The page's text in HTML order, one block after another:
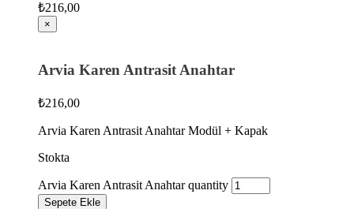
₺216,00
×
Arvia Karen Antrasit Anahtar
₺216,00
Arvia Karen Antrasit Anahtar Modül + Kapak
Stokta
Arvia Karen Antrasit Anahtar quantity
Sepete Ekle